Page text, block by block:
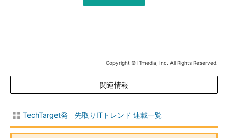
Copyright © ITmedia, Inc. All Rights Reserved.
関連情報
TechTarget発 先取りITトレンド 連載一覧